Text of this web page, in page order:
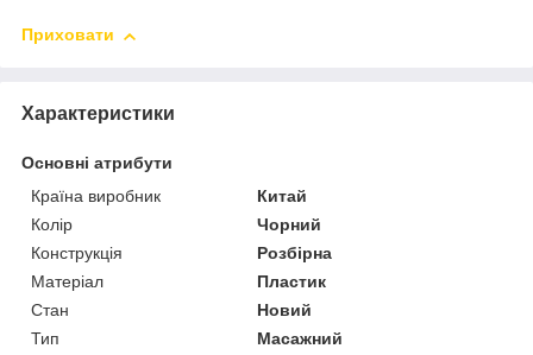
Приховати
Характеристики
Основні атрибути
Країна виробник
Китай
Колір
Чорний
Конструкція
Розбірна
Матеріал
Пластик
Стан
Новий
Тип
Масажний